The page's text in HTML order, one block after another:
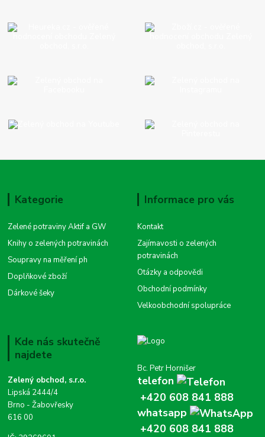
Kategorie
Zelené potraviny Aktif a GW
Knihy o zelených potravinách
Soupravy na měření ph
Doplňkové zboží
Dárkové šeky
Informace pro vás
Kontakt
Zajímavosti o zelených
potravinách
Otázky a odpovědi
Obchodní podmínky
Velkoobchodní spolupráce
Kde nás skutečně
najdete
Zelený obchod, s.r.o.
Lipská 2444/4
Brno - Žabovřesky
616 00
Bc. Petr Hornišer
telefon
+420 608 841 888
whatsapp
+420 608 841 888